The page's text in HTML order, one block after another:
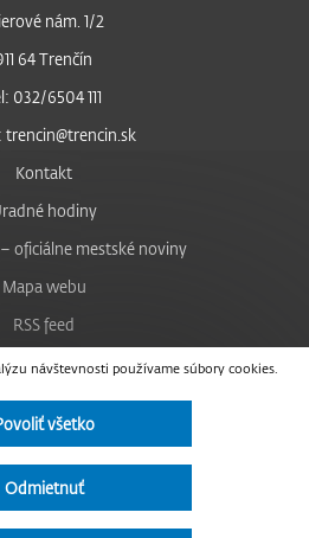
návštevnosti používame súbory cookies.
všetko
Odmietnuť
nám. 1/2
64 Trenčín
032/6504 111
trencin@trencin.sk
Kontakt
hodiny
oficiálne mestské noviny
Mapa webu
RSS feed
cookies
Facebook
Instagram
o prístupnosti